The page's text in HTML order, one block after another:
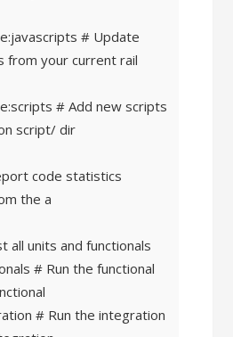
# Update
from your current rail
# Add new scripts
script/ dir
code statistics
the a
all units and functionals
# Run the functional
# Run the integration